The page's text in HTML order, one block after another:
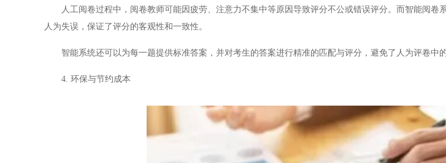
人工阅卷过程中，阅卷教师可能因疲劳、注意力不集中等原因导致评分不公或错误评分。而智能阅卷
人为失误，保证了评分的客观性和一致性。
智能系统还可以为每一题提供标准答案，并对考生的答案进行精准的匹配与评分，避免了人为评卷中的
4. 环保与节约成本